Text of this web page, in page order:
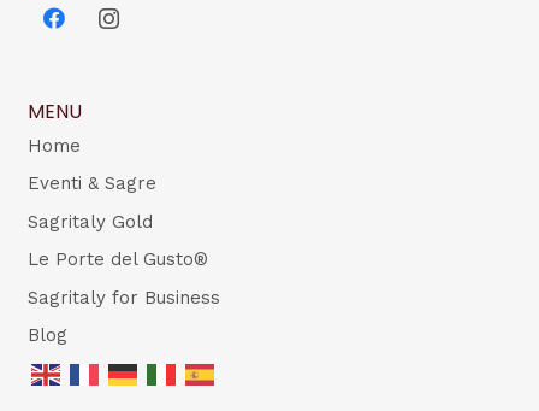
MENU
Home
Eventi & Sagre
Sagritaly Gold
Le Porte del Gusto®
Sagritaly for Business
Blog